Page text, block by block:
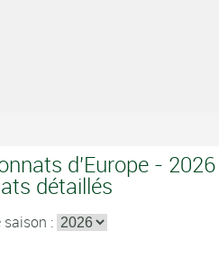
d'Europe - 2026
détaillés
saison :